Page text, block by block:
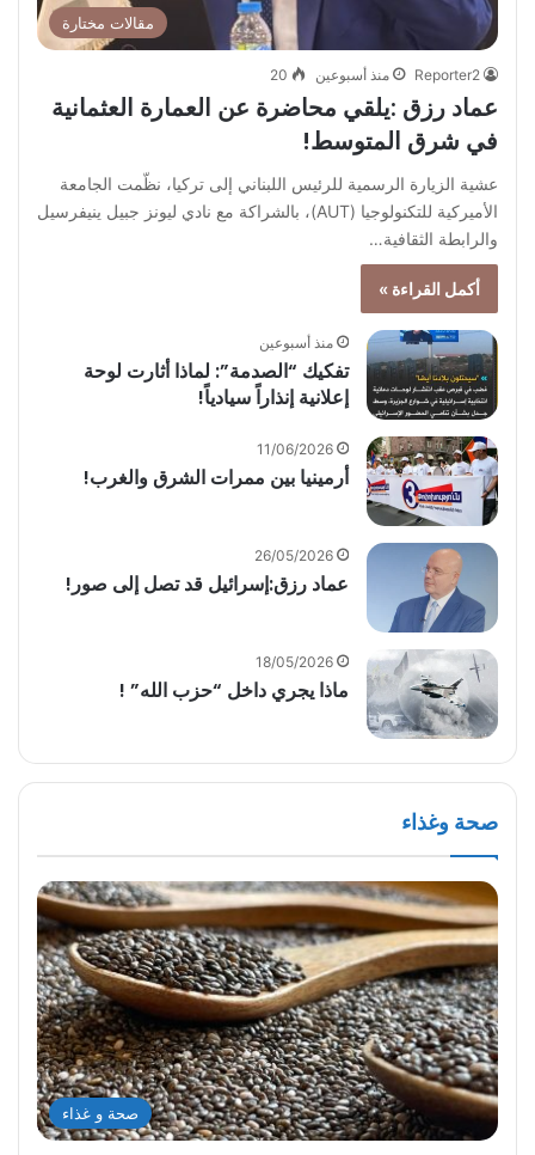
مقالات مختارة
Reporter2 منذ أسبوعين 20
عماد رزق :يلقي محاضرة عن العمارة العثمانية
في شرق المتوسط!
عشية الزيارة الرسمية للرئيس اللبناني إلى تركيا، نظّمت الجامعة
الأميركية للتكنولوجيا (AUT)، بالشراكة مع نادي ليونز جبيل ينيفرسيل
والرابطة الثقافية…
أكمل القراءة »
منذ أسبوعين
تفكيك “الصدمة”: لماذا أثارت لوحة
إعلانية إنذاراً سيادياً!
11/06/2026
أرمينيا بين ممرات الشرق والغرب!
26/05/2026
عماد رزق:إسرائيل قد تصل إلى صور!
18/05/2026
ماذا يجري داخل “حزب الله” !
صحة وغذاء
صحة و غذاء